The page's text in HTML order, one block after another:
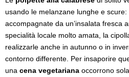
usando le melanzane lunghe e
accompagnate da un’insalata fresca
specialità locale molto amata, la
realizzarle anche in autunno o in
contorno differente. Per insaporire
una cena vegetariana occorrono